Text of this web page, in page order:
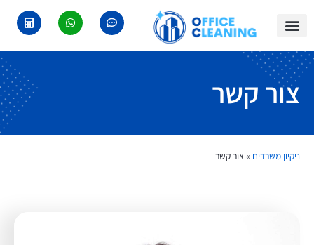
צור קשר
ניקיון משרדים »צור קשר